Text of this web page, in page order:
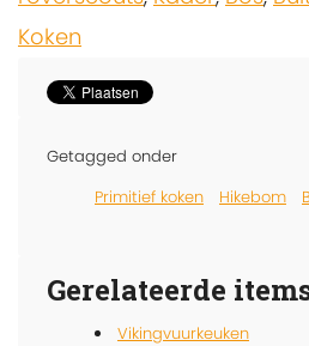
Koken
Getagged onder
Primitief koken
Hikebom
Gerelateerde
Vikingvuurkeuken